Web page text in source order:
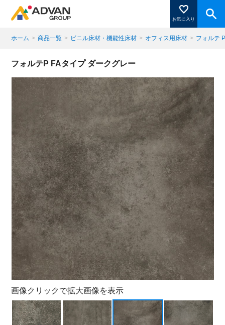
お気に入り
商品ページにある「お気に入り登録」を押すと登録した
商品がここに表示されます。
閉じる
ホーム > 商品一覧 > ビニル床材・機能性床材 > オフィス用床材 > フォルテ
フォルテP FAタイプ ダークグレー
画像クリックで拡大画像を表示